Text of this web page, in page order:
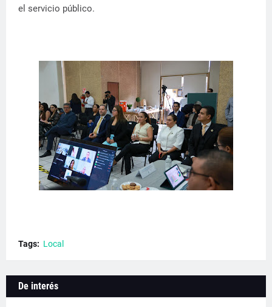
el servicio público.
Tags: Local
De interés